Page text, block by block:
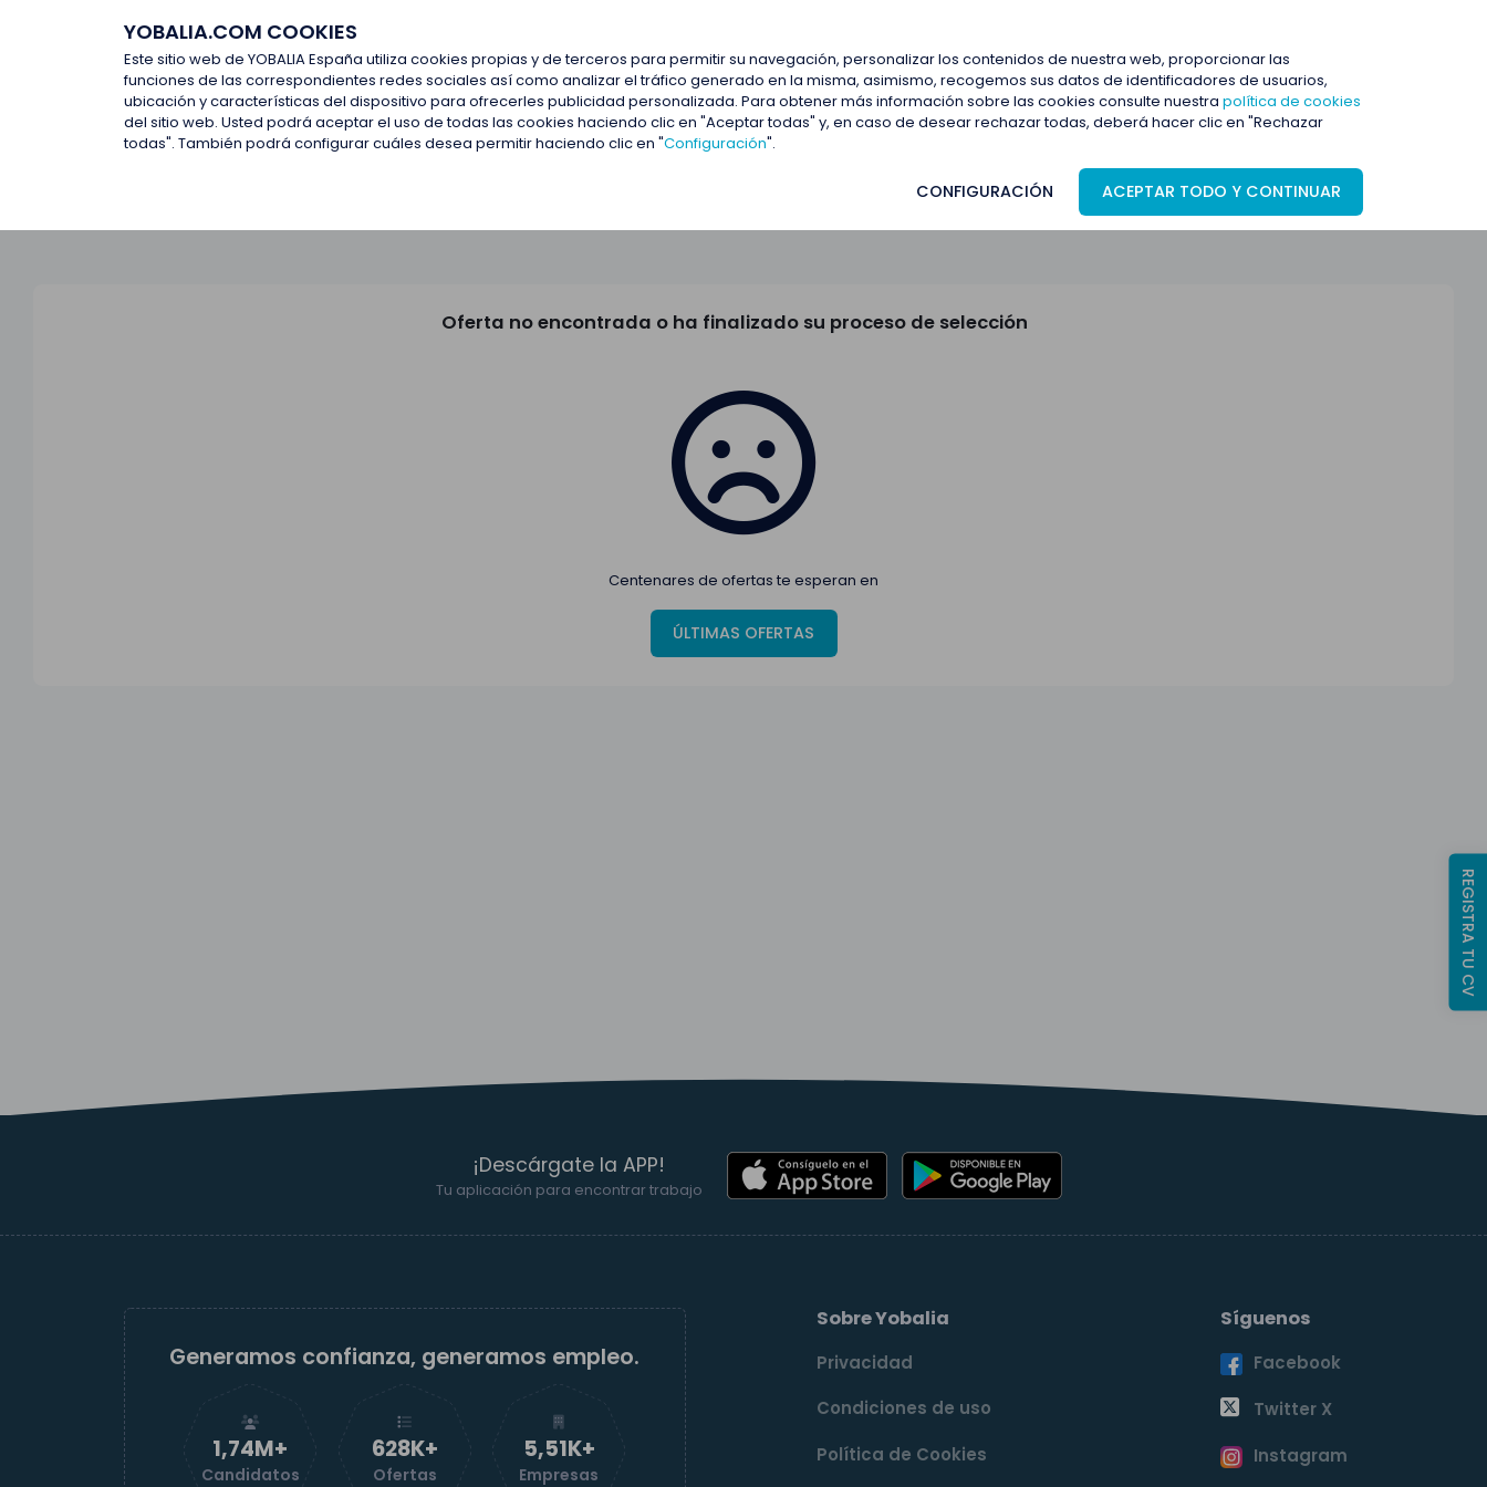
YOBALIA.COM COOKIES
Este sitio web de YOBALIA España utiliza cookies propias y de terceros para permitir su navegación, personalizar los contenidos de nuestra web, proporcionar las
funciones de las correspondientes redes sociales así como analizar el tráfico generado en la misma, asimismo, recogemos sus datos de identificadores de usuarios,
ubicación y características del dispositivo para ofrecerles publicidad personalizada. Para obtener más información sobre las cookies consulte nuestra política de cookies
del sitio web. Usted podrá aceptar el uso de todas las cookies haciendo clic en "Aceptar todas" y, en caso de desear rechazar todas, deberá hacer clic en "Rechazar
todas". También podrá configurar cuáles desea permitir haciendo clic en "Configuración".
CONFIGURACIÓN ACEPTAR TODO Y CONTINUAR
Últimas ofertas
Últimas ofertas
Oferta no encontrada o ha finalizado su proceso de selección
Centenares de ofertas te esperan en
ÚLTIMAS OFERTAS
¡Descárgate la APP!
Tu aplicación para encontrar trabajo
Generamos confianza, generamos empleo.
1,74M+
Candidatos
629K+
Ofertas
5,52K+
Empresas
Sobre Yobalia
Privacidad
Condiciones de uso
Política de Cookies
Síguenos
Facebook
Twitter X
Instagram
REGISTRA TU CV